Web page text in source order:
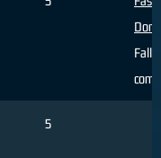
Fallo
5